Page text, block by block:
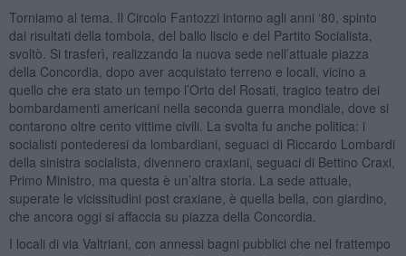
Torniamo al tema. Il Circolo Fantozzi intorno agli anni ‘80, spinto
dai risultati della tombola, del ballo liscio e del Partito Socialista,
svoltò. Si trasferì, realizzando la nuova sede nell’attuale piazza
della Concordia, dopo aver acquistato terreno e locali, vicino a
quello che era stato un tempo l’Orto del Rosati, tragico teatro dei
bombardamenti americani nella seconda guerra mondiale, dove si
contarono oltre cento vittime civili. La svolta fu anche politica: i
socialisti pontederesi da lombardiani, seguaci di Riccardo Lombardi
della sinistra socialista, divennero craxiani, seguaci di Bettino Craxi,
Primo Ministro, ma questa è un’altra storia. La sede attuale,
superate le vicissitudini post craxiane, è quella bella, con giardino,
che ancora oggi si affaccia su piazza della Concordia.
I locali di via Valtriani, con annessi bagni pubblici che nel frattempo